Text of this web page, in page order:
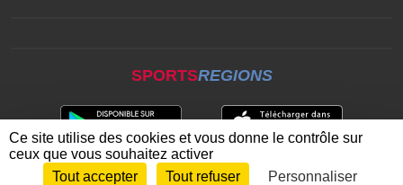
SPORTSREGIONS
Envie de participer ? CONNEXION
Ce site utilise des cookies et vous donne le contrôle sur
ceux que vous souhaitez activer
Tout accepter
Tout refuser Personnaliser